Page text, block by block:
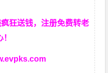
狂送钱，注册免费转老